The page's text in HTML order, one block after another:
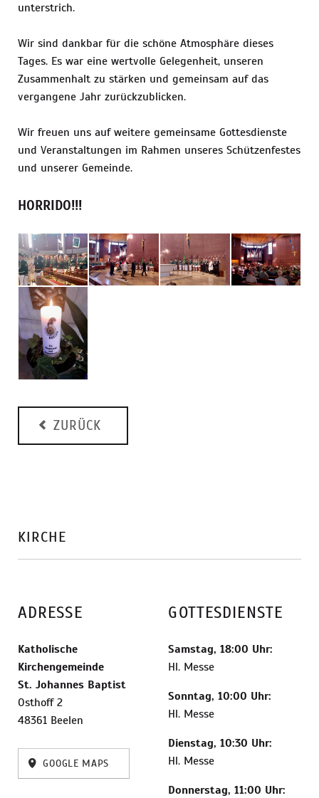
unterstrich.
Wir sind dankbar für die schöne Atmosphäre dieses
Tages. Es war eine wertvolle Gelegenheit, unseren
Zusammenhalt zu stärken und gemeinsam auf das
vergangene Jahr zurückzublicken.
Wir freuen uns auf weitere gemeinsame Gottesdienste
und Veranstaltungen im Rahmen unseres Schützenfestes
und unserer Gemeinde.
HORRIDO!!!
ZURÜCK
KIRCHE
ADRESSE
Katholische
Kirchengemeinde
St. Johannes Baptist
Osthoff 2
48361 Beelen
GOOGLE MAPS
GOTTESDIENSTE
Samstag, 18:00 Uhr:
Hl. Messe
Sonntag, 10:00 Uhr:
Hl. Messe
Dienstag, 10:30 Uhr:
Hl. Messe
Donnerstag, 11:00 Uhr: